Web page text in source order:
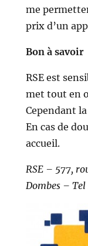
me
prix d’un
Bon à savoir
RSE est
met tout en
Cependant
En cas de
accueil.
RSE – 577,
Dombes – Tel